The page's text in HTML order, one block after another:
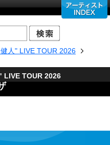
人" LIVE TOUR 2026
LIVE TOUR 2026